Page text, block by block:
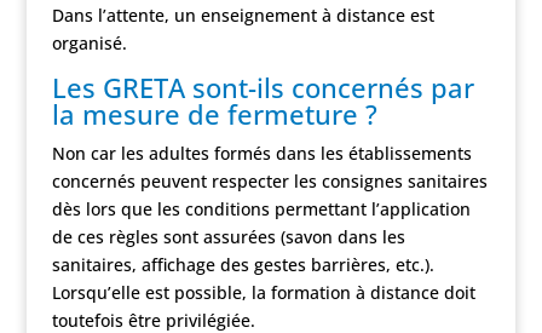
Dans l’attente, un enseignement à distance est
organisé.
Les GRETA sont-ils concernés par
la mesure de fermeture ?
Non car les adultes formés dans les établissements
concernés peuvent respecter les consignes sanitaires
dès lors que les conditions permettant l’application
de ces règles sont assurées (savon dans les
sanitaires, affichage des gestes barrières, etc.).
Lorsqu’elle est possible, la formation à distance doit
toutefois être privilégiée.